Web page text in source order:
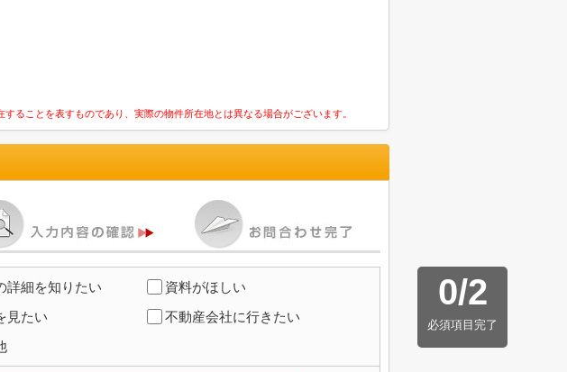
ることを表すものであり、実際の物件所在地とは異なる場合がございます。
0/2
必須項目完了
詳細を知りたい
資料がほしい
見たい
不動産会社に行きたい